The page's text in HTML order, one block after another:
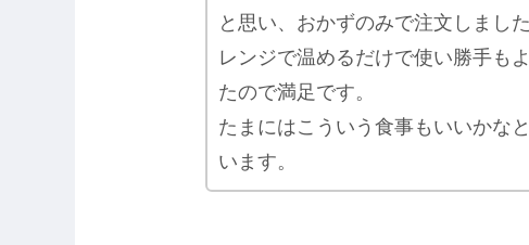
と思い、おかずのみで注文しました
レンジで温めるだけで使い勝手も
たので満足です。
たまにはこういう食事もいいかな
います。